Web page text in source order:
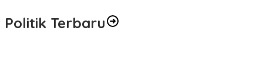
Politik Terbaru